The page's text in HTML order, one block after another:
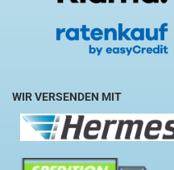
WIR VERSENDEN MIT